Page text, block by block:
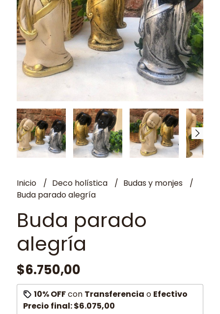
Inicio Deco holística
Budas y monjes
Buda parado alegría
Buda parado
alegría
$6.750,00
10% OFFcon Transferencia o Efectivo
Precio final:$6.075,00